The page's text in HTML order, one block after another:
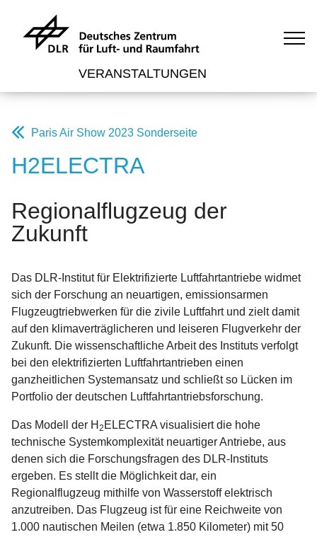
VERANSTALTUNGEN
Paris Air Show 2023 Sonderseite
H2ELECTRA
Regionalflugzeug der
Zukunft
Das DLR-Institut für Elektrifizierte Luftfahrtantriebe widmet
sich der Forschung an neuartigen, emissionsarmen
Flugzeugtriebwerken für die zivile Luftfahrt und zielt damit
auf den klimaverträglicheren und leiseren Flugverkehr der
Zukunft. Die wissenschaftliche Arbeit des Instituts verfolgt
bei den elektrifizierten Luftfahrtantrieben einen
ganzheitlichen Systemansatz und schließt so Lücken im
Portfolio der deutschen Luftfahrtantriebsforschung.
Das Modell der H 2 ELECTRA visualisiert die hohe
technische Systemkomplexität neuartiger Antriebe, aus
denen sich die Forschungsfragen des DLR-Instituts
ergeben. Es stellt die Möglichkeit dar, ein
Regionalflugzeug mithilfe von Wasserstoff elektrisch
anzutreiben. Das Flugzeug ist für eine Reichweite von
1.000 nautischen Meilen (etwa 1.850 Kilometer) mit 50